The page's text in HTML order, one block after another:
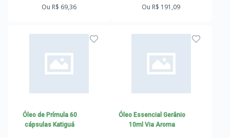
Ou R$ 69,36 Ou R$ 191,09
Óleo de Prímula 60
cápsulas Katiguá
Óleo Essencial Gerânio
10ml Via Aroma